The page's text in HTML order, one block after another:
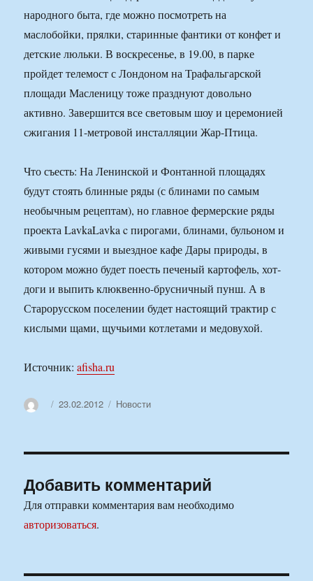
народного быта, где можно посмотреть на
маслобойки, прялки, старинные фантики от конфет и
детские люльки. В воскресенье, в 19.00, в парке
пройдет телемост с Лондоном на Трафальгарской
площади Масленицу тоже празднуют довольно
активно. Завершится все световым шоу и церемонией
сжигания 11-метровой инсталляции Жар-Птица.
Что съесть: На Ленинской и Фонтанной площадях
будут стоять блинные ряды (с блинами по самым
необычным рецептам), но главное фермерские ряды
проекта LavkaLavka c пирогами, блинами, бульоном и
живыми гусями и выездное кафе Дары природы, в
котором можно будет поесть печеный картофель, хот-
доги и выпить клюквенно-брусничный пунш. А в
Старорусском поселении будет настоящий трактир с
кислыми щами, щучьими котлетами и медовухой.
Источник:afisha.ru
АвторОпубликовано
23.02.2012 Рубрики
Новости
Добавить комментарий
Для отправки комментария вам необходимо
авторизоваться.